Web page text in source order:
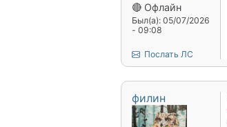
🔴 Офлайн
Был(а): 05/07/2026
- 09:08
Послать ЛС
филин